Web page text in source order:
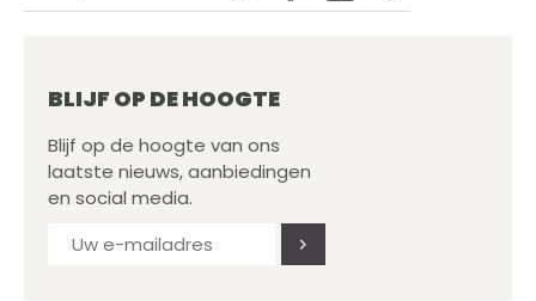
BLIJF OP DE HOOGTE
Blijf op de hoogte van ons
laatste nieuws, aanbiedingen
en social media.